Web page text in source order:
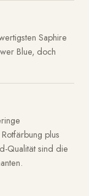
Saphire
Blue, doch
plus
Qualität sind die